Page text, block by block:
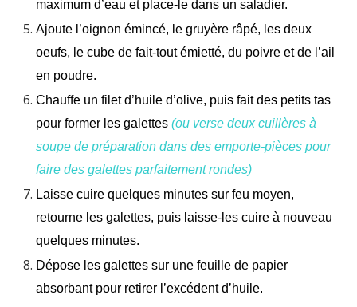
maximum d’eau et place-le dans un saladier.
Ajoute l’oignon émincé, le gruyère râpé, les deux
oeufs, le cube de fait-tout émietté, du poivre et de l’ail
en poudre.
Chauffe un filet d’huile d’olive, puis fait des petits tas
pour former les galettes (ou verse deux cuillères à
soupe de préparation dans des emporte-pièces pour
faire des galettes parfaitement rondes)
Laisse cuire quelques minutes sur feu moyen,
retourne les galettes, puis laisse-les cuire à nouveau
quelques minutes.
Dépose les galettes sur une feuille de papier
absorbant pour retirer l’excédent d’huile.